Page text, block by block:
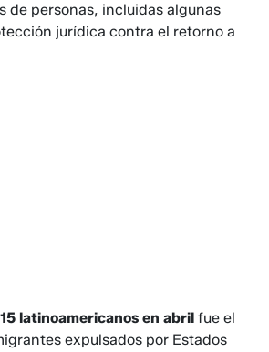
de personas, incluidas algunas
jurídica contra el retorno a
15 latinoamericanos en abrilfue el
expulsados por Estados